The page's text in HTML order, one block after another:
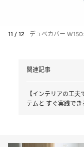
11 / 12 デュベカバー
関連記事
【インテリアの工
テムと すぐ実践で